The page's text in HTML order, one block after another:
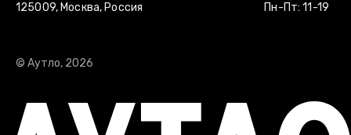
125009, Москва, Россия Пн-Пт: 11-19
© Аутло, 2026